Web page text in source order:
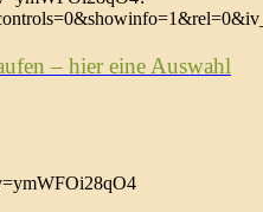
– hier eine Auswahl